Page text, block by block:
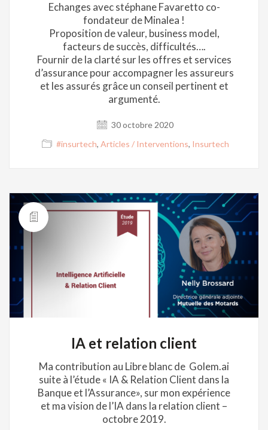
Echanges avec stéphane Favaretto co-
fondateur de Minalea !
Proposition de valeur, business model,
facteurs de succès, difficultés….
Fournir de la clarté sur les offres et services
d’assurance pour accompagner les assureurs
et les assurés grâce un conseil pertinent et
argumenté.
30 octobre 2020
#insurtech, Articles / Interventions, Insurtech
IA et relation client
Ma contribution au Libre blanc de Golem.ai
suite à l’étude « IA & Relation Client dans la
Banque et l’Assurance», sur mon expérience
et ma vision de l’IA dans la relation client –
octobre 2019.